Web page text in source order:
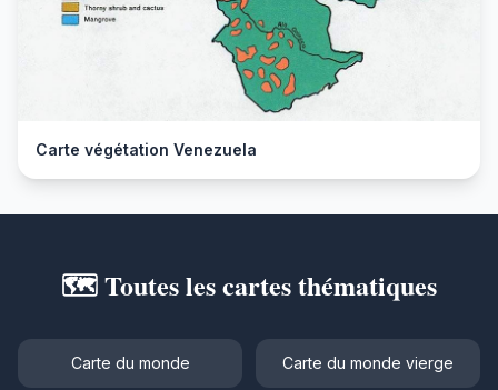
Carte végétation Venezuela
🗺️ Toutes les cartes thématiques
Carte du monde Carte du monde vierge